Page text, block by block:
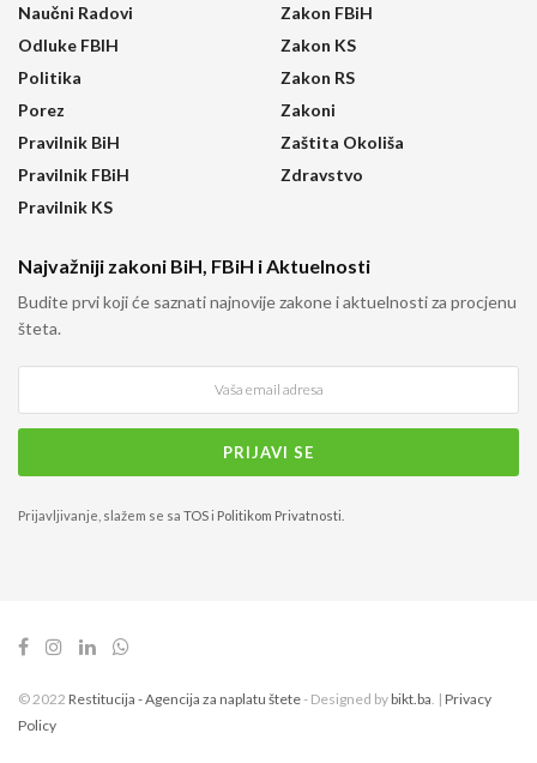
Naučni Radovi
Odluke FBIH
Politika
Porez
Pravilnik BiH
Pravilnik FBiH
Pravilnik KS
Zakon FBiH
Zakon KS
Zakon RS
Zakoni
Zaštita Okoliša
Zdravstvo
Najvažniji zakoni BiH, FBiH i Aktuelnosti
Budite prvi koji će saznati najnovije zakone i aktuelnosti za procjenu
šteta.
Prijavljivanje, slažem se sa TOSi Politikom Privatnosti
© 2022 Restitucija - Agencija za naplatu štete- Designed by bikt.ba . | Privacy
Policy